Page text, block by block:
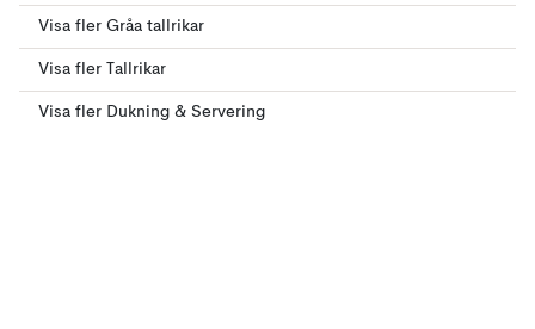
Visa fler Gråa tallrikar
Visa fler Tallrikar
Visa fler Dukning & Servering